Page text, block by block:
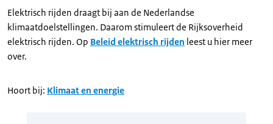
Elektrisch rijden draagt bij aan de Nederlandse
klimaatdoelstellingen. Daarom stimuleert de Rijksoverheid
elektrisch rijden. Op Beleid elektrisch rijden leest u hier meer
over.
Hoort bij: Klimaat en energie